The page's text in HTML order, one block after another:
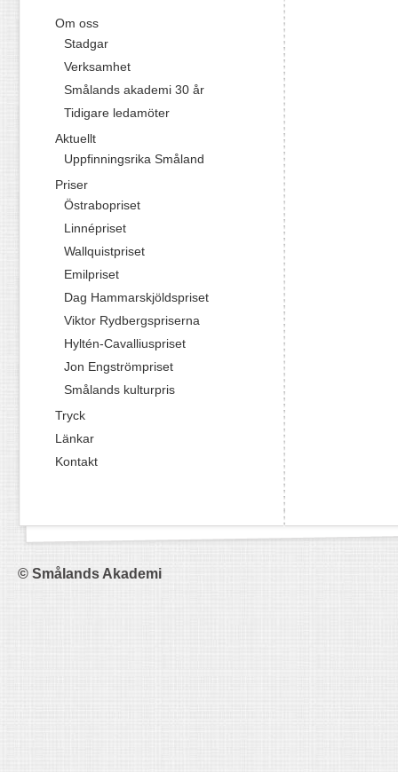
Om oss
Stadgar
Verksamhet
Smålands akademi 30 år
Tidigare ledamöter
Aktuellt
Uppfinningsrika Småland
Priser
Östrabopriset
Linnépriset
Wallquistpriset
Emilpriset
Dag Hammarskjöldspriset
Viktor Rydbergspriserna
Hyltén-Cavalliuspriset
Jon Engströmpriset
Smålands kulturpris
Tryck
Länkar
Kontakt
© Smålands Akademi